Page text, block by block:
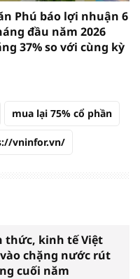
Phú báo lợi nhuận 6
đầu năm 2026
37% so với cùng kỳ
mua lại 75% cổ phần
vninfor.vn/
thức, kinh tế Việt
chặng nước rút
cuối năm